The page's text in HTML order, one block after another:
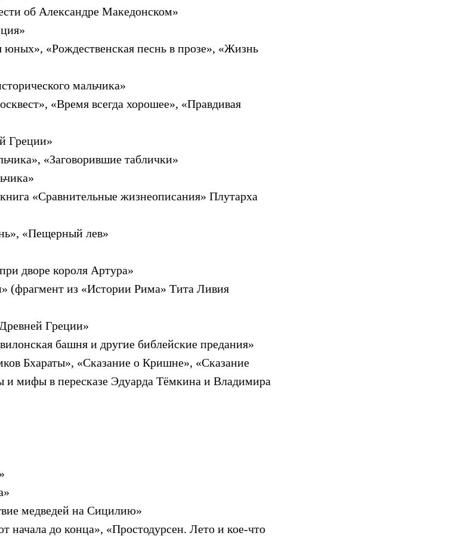
об Александре Македонском»
«Рождественская песнь в прозе», «Жизнь
мальчика»
«Время всегда хорошее», «Правдивая
Греции»
«Заговорившие таблички»
«Сравнительные жизнеописания» Плутарха
«Пещерный лев»
дворе короля Артура»
(фрагмент из «Истории Рима» Тита Ливия
Греции»
башня и другие библейские предания»
Бхараты», «Сказание о Кришне», «Сказание
и мифы в пересказе Эдуарда Тёмкина и Владимира
медведей на Сицилию»
начала до конца», «Простодурсен. Лето и кое-что